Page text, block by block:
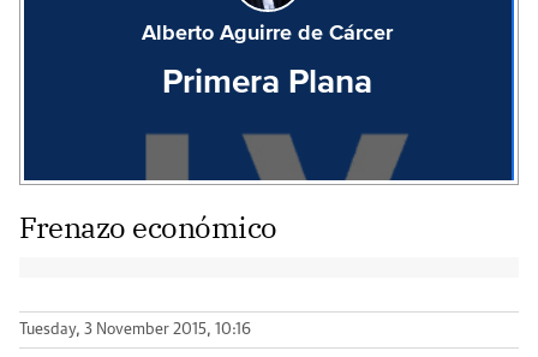
Alberto Aguirre de Cárcer
Primera Plana
Frenazo económico
Tuesday, 3 November 2015, 10:16